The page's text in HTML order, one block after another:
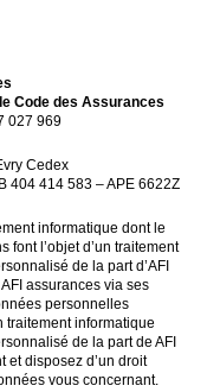
Code des Assurances
027 969
Cedex
404 414 583 – APE 6622Z
informatique dont le
font l’objet d’un traitement
de la part d’AFI
assurances via ses
personnelles
traitement informatique
de la part de AFI
et disposez d’un droit
vous concernant.